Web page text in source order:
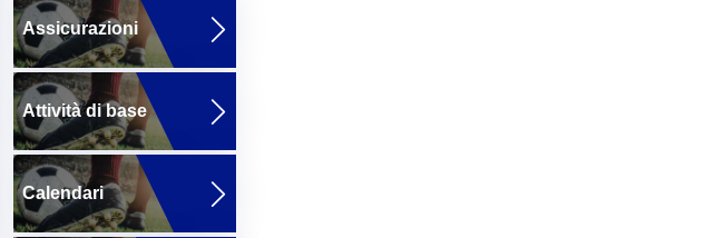
Assicurazioni
Attività di base
Calendari